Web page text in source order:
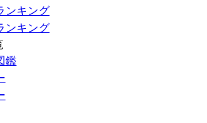
ンキング
ンキング
鑑